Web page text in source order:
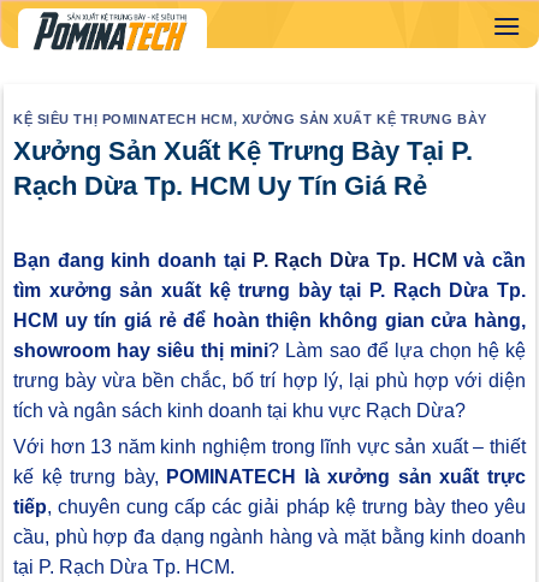
Skip
to
KỆ SIÊU THỊ POMINATECH HCM, XƯỞNG SẢN XUẤT KỆ TRƯNG BÀY
Xưởng Sản Xuất Kệ Trưng Bày Tại P.
Rạch Dừa Tp. HCM Uy Tín Giá Rẻ
Bạn đang kinh doanh tại P. Rạch Dừa Tp. HCM và cần
tìm xưởng sản xuất kệ trưng bày tại P. Rạch Dừa Tp.
HCM uy tín giá rẻ để hoàn thiện không gian cửa hàng,
showroom hay siêu thị mini? Làm sao để lựa chọn hệ kệ
trưng bày vừa bền chắc, bố trí hợp lý, lại phù hợp với diện
tích và ngân sách kinh doanh tại khu vực Rạch Dừa?
Với hơn 13 năm kinh nghiệm trong lĩnh vực sản xuất – thiết
kế kệ trưng bày, POMINATECH là xưởng sản xuất trực
tiếp, chuyên cung cấp các giải pháp kệ trưng bày theo yêu
cầu, phù hợp đa dạng ngành hàng và mặt bằng kinh doanh
tại P. Rạch Dừa Tp. HCM.